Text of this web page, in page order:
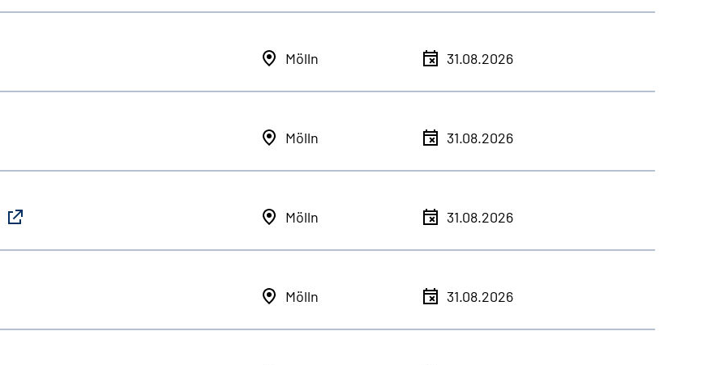
Mölln 31.08.2026
Mölln 31.08.2026
Mölln 31.08.2026
Mölln 31.08.2026